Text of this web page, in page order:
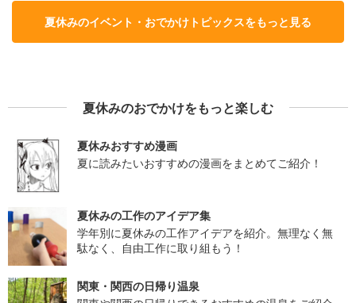
夏休みのイベント・おでかけトピックスをもっと見る
夏休みのおでかけをもっと楽しむ
夏休みおすすめ漫画
夏に読みたいおすすめの漫画をまとめてご紹介！
夏休みの工作のアイデア集
学年別に夏休みの工作アイデアを紹介。無理なく無
駄なく、自由工作に取り組もう！
関東・関西の日帰り温泉